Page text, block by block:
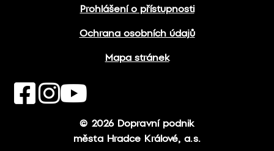
Prohlášení o přístupnosti
Ochrana osobních údajů
Mapa stránek
© 2026 Dopravní podnik
města Hradce Králové, a.s.